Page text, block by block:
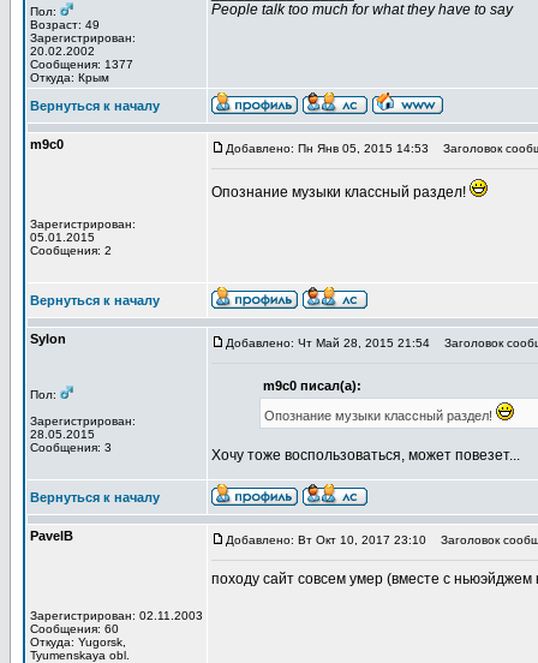
Пол:
Возраст: 49
Зарегистрирован:
20.02.2002
Сообщения: 1377
Откуда: Крым
People talk too much for what they have to say
Вернуться к началу
m9c0
Зарегистрирован:
05.01.2015
Сообщения: 2
Добавлено: Пн Янв 05, 2015 14:53 Заголовок
Опознание музыки классный раздел!
Вернуться к началу
Sylon
Пол:
Зарегистрирован:
28.05.2015
Сообщения: 3
Добавлено: Чт Май 28, 2015 21:54 Заголовок
m9c0 писал(а):
Опознание музыки классный раздел!
Хочу тоже воспользоваться, может повезет...
Вернуться к началу
PavelB
Зарегистрирован: 02.11.2003
Сообщения: 60
Откуда: Yugorsk,
Tyumenskaya obl.
Добавлено: Вт Окт 10, 2017 23:10 Заголовок
походу сайт совсем умер (вместе с ньюэйджем